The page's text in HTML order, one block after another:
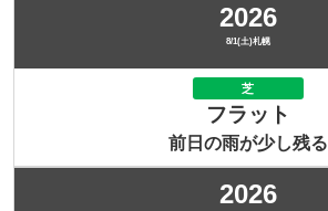
2026
8/1(土)札幌
芝
フラット
前日の雨が少し残る
2026